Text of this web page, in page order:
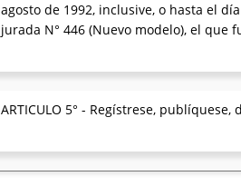
agosto de 1992, inclusive, o hasta el
jurada N° 446 (Nuevo modelo), el que
ARTICULO 5° - Regístrese,